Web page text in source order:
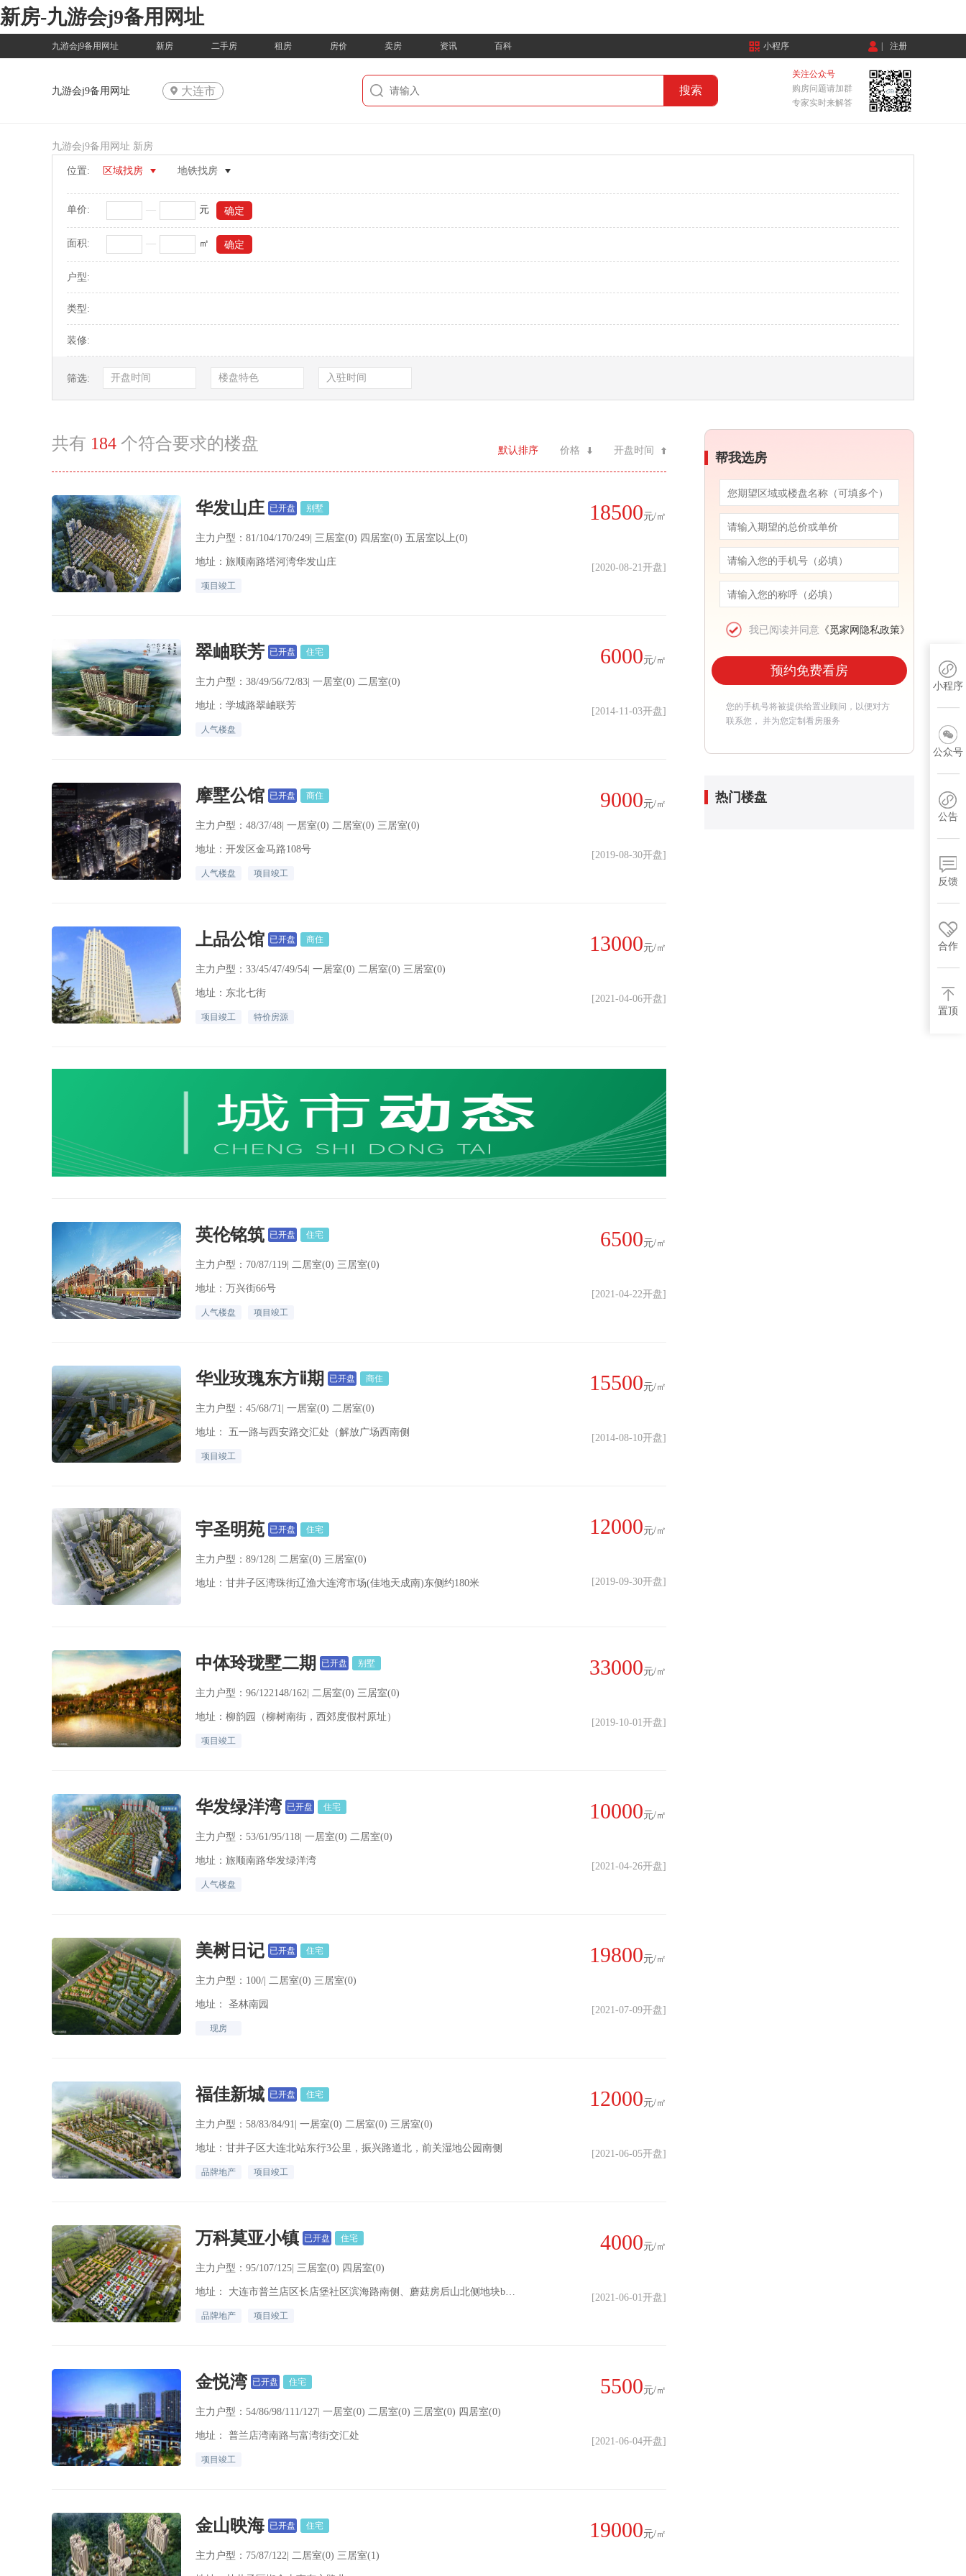
新房-九游会j9备用网址
九游会j9备用网址 新房 二手房 租房 房价 卖房 资讯 百科 小程序 注册
九游会j9备用网址 大连市
关注公众号
购房问题请加群
专家实时来解答
九游会j9备用网址 新房
位置: 区域找房 地铁找房
单价: — 元
面积: — ㎡
户型:
类型:
装修:
筛选: 开盘时间 楼盘特色 入驻时间
共有 184 个符合要求的楼盘 默认排序 价格 开盘时间
华发山庄 已开盘 别墅
主力户型：81/104/170/249| 三居室(0) 四居室(0) 五居室以上(0)
地址：旅顺南路塔河湾华发山庄
项目竣工
18500元/㎡
[2020-08-21开盘]
翠岫联芳 已开盘 住宅
主力户型：38/49/56/72/83| 一居室(0) 二居室(0)
地址：学城路翠岫联芳
人气楼盘
6000元/㎡
[2014-11-03开盘]
摩墅公馆 已开盘 商住
主力户型：48/37/48| 一居室(0) 二居室(0) 三居室(0)
地址：开发区金马路108号
人气楼盘 项目竣工
9000元/㎡
[2019-08-30开盘]
上品公馆 已开盘 商住
主力户型：33/45/47/49/54| 一居室(0) 二居室(0) 三居室(0)
地址：东北七街
项目竣工 特价房源
13000元/㎡
[2021-04-06开盘]
英伦铭筑 已开盘 住宅
主力户型：70/87/119| 二居室(0) 三居室(0)
地址：万兴街66号
人气楼盘 项目竣工
6500元/㎡
[2021-04-22开盘]
华业玫瑰东方ⅱ期 已开盘 商住
主力户型：45/68/71| 一居室(0) 二居室(0)
地址： 五一路与西安路交汇处（解放广场西南侧
项目竣工
15500元/㎡
[2014-08-10开盘]
宇圣明苑 已开盘 住宅
主力户型：89/128| 二居室(0) 三居室(0)
地址：甘井子区湾珠街辽渔大连湾市场(佳地天成南)东侧约180米
12000元/㎡
[2019-09-30开盘]
中体玲珑墅二期 已开盘 别墅
主力户型：96/122148/162| 二居室(0) 三居室(0)
地址：柳韵园（柳树南街，西郊度假村原址）
项目竣工
33000元/㎡
[2019-10-01开盘]
华发绿洋湾 已开盘 住宅
主力户型：53/61/95/118| 一居室(0) 二居室(0)
地址：旅顺南路华发绿洋湾
人气楼盘
10000元/㎡
[2021-04-26开盘]
美树日记 已开盘 住宅
主力户型：100/| 二居室(0) 三居室(0)
地址： 圣林南园
现房
19800元/㎡
[2021-07-09开盘]
福佳新城 已开盘 住宅
主力户型：58/83/84/91| 一居室(0) 二居室(0) 三居室(0)
地址：甘井子区大连北站东行3公里，振兴路道北，前关湿地公园南侧
品牌地产 项目竣工
12000元/㎡
[2021-06-05开盘]
万科莫亚小镇 已开盘 住宅
主力户型：95/107/125| 三居室(0) 四居室(0)
地址： 大连市普兰店区长店堡社区滨海路南侧、蘑菇房后山北侧地块b1区
品牌地产 项目竣工
4000元/㎡
[2021-06-01开盘]
金悦湾 已开盘 住宅
主力户型：54/86/98/111/127| 一居室(0) 二居室(0) 三居室(0) 四居室(0)
地址： 普兰店湾南路与富湾街交汇处
项目竣工
5500元/㎡
[2021-06-04开盘]
金山映海 已开盘 住宅
主力户型：75/87/122| 二居室(0) 三居室(1)
19000元/㎡
帮我选房
我已阅读并同意 《觅家网隐私政策》
预约免费看房
您的手机号将被提供给置业顾问，以便对方
联系您， 并为您定制看房服务
热门楼盘
小程序
公众号
公告
反馈
合作
置顶